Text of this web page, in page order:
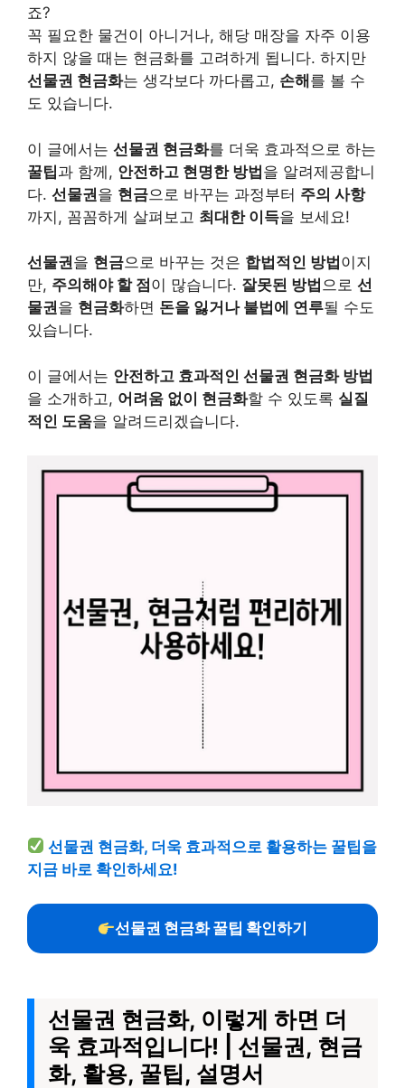
죠?
꼭 필요한 물건이 아니거나, 해당 매장을 자주 이용
하지 않을 때는 현금화를 고려하게 됩니다. 하지만
선물권 현금화는 생각보다 까다롭고, 손해 를 볼 수
도 있습니다.
이 글에서는 선물권 현금화를 더욱 효과적으로 하는
꿀팁과 함께, 안전하고 현명한 방법을 알려제공합니
다. 선물권을 현금으로 바꾸는 과정부터 주의 사항
까지, 꼼꼼하게 살펴보고 최대한 이득을 보세요!
선물권을 현금으로 바꾸는 것은 합법적인 방법 이지
만, 주의해야 할 점 이 많습니다. 잘못된 방법 으로 선
물권을 현금화하면 돈을 잃거나 불법에 연루될 수도
있습니다.
이 글에서는 안전하고 효과적인 선물권 현금화 방법
을 소개하고, 어려움 없이 현금화할 수 있도록 실질
적인 도움을 알려드리겠습니다.
선물권 현금화, 더욱 효과적으로 활용하는 꿀팁을
지금 바로 확인하세요!
선물권 현금화 꿀팁 확인하기
선물권 현금화, 이렇게 하면 더
욱 효과적입니다! | 선물권, 현금
화, 활용, 꿀팁, 설명서